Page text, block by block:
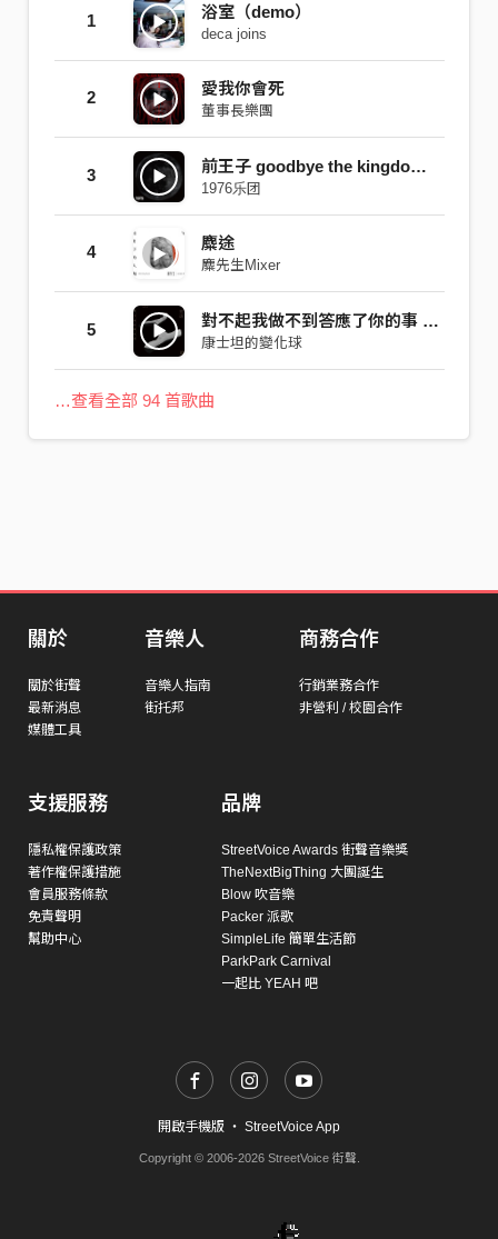
1 浴室（demo）
deca joins
2 愛我你會死
董事長樂團
3 前王子 goodbye the kingdom of you and i
1976乐团
4 麋途
麋先生Mixer
5 對不起我做不到答應了你的事 / Hoax
康士坦的變化球
…查看全部 94 首歌曲
關於
關於街聲
最新消息
媒體工具
音樂人
音樂人指南
街托邦
商務合作
行銷業務合作
非營利 / 校園合作
支援服務
隱私權保護政策
著作權保護措施
會員服務條款
免責聲明
幫助中心
品牌
StreetVoice Awards 街聲音樂獎
TheNextBigThing 大團誕生
Blow 吹音樂
Packer 派歌
SimpleLife 簡單生活節
ParkPark Carnival
一起比 YEAH 吧
開啟手機版 ・ StreetVoice App
Copyright © 2006-2026 StreetVoice 街聲.